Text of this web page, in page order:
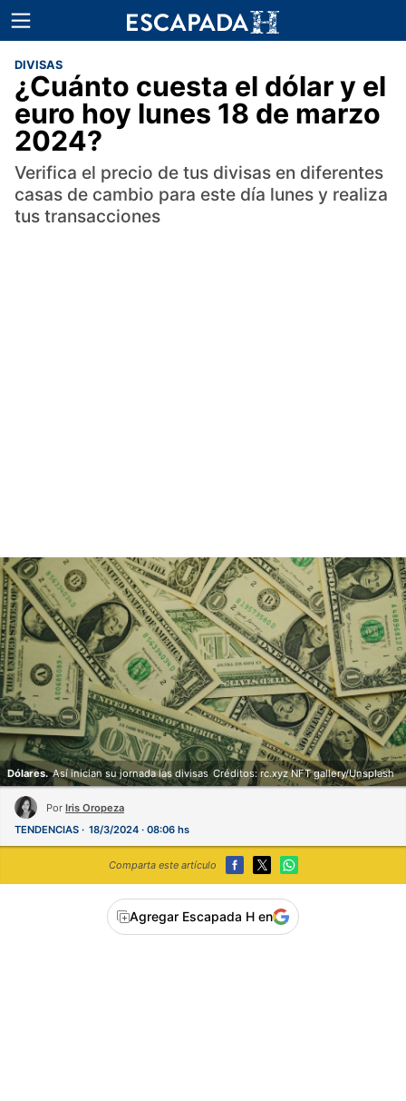
DIVISAS
¿Cuánto cuesta el dólar y el
euro hoy lunes 18 de marzo
2024?
Verifica el precio de tus divisas en diferentes
casas de cambio para este día lunes y realiza
tus transacciones
Dólares. Así inician su jornada las divisas Créditos: rc.xyz NFT gallery/Unsplash
Por Iris Oropeza
TENDENCIAS
18/3/2024 · 08:06 hs
Comparta este artículo
Agregar Escapada H en